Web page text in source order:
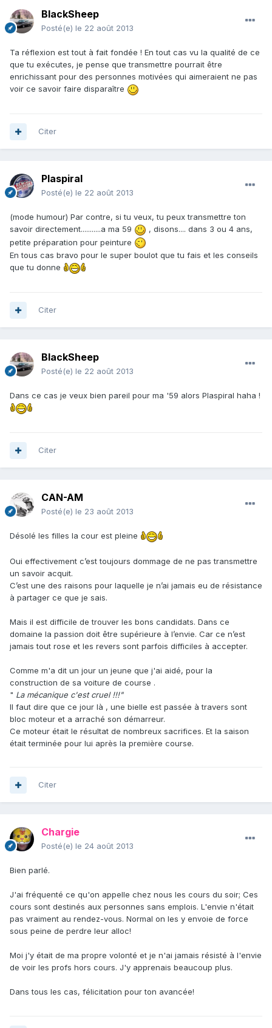
BlackSheep
Posté(e) le 22 août 2013
Ta réflexion est tout à fait fondée ! En tout cas vu la qualité de ce
que tu exécutes, je pense que transmettre pourrait être
enrichissant pour des personnes motivées qui aimeraient ne pas
voir ce savoir faire disparaître
Citer
Plaspiral
Posté(e) le 22 août 2013
(mode humour) Par contre, si tu veux, tu peux transmettre ton
savoir directement...........a ma 59
, disons.... dans 3 ou 4 ans,
petite préparation pour peinture
En tous cas bravo pour le super boulot que tu fais et les conseils
que tu donne
Citer
BlackSheep
Posté(e) le 22 août 2013
Dans ce cas je veux bien pareil pour ma '59 alors Plaspiral haha !
Citer
CAN-AM
Posté(e) le 23 août 2013
Désolé les filles la cour est pleine
Oui effectivement c’est toujours dommage de ne pas transmettre
un savoir acquit.
C’est une des raisons pour laquelle je n’ai jamais eu de résistance
à partager ce que je sais.
Mais il est difficile de trouver les bons candidats. Dans ce
domaine la passion doit être supérieure à l’envie. Car ce n’est
jamais tout rose et les revers sont parfois difficiles à accepter.
Comme m'a dit un jour un jeune que j'ai aidé, pour la
construction de sa voiture de course .
" La mécanique c'est cruel !!!"
Il faut dire que ce jour là , une bielle est passée à travers sont
bloc moteur et a arraché son démarreur.
Ce moteur était le résultat de nombreux sacrifices. Et la saison
était terminée pour lui après la première course.
Citer
Chargie
Posté(e) le 24 août 2013
Bien parlé.
J'ai fréquenté ce qu'on appelle chez nous les cours du soir; Ces
cours sont destinés aux personnes sans emplois. L'envie n'était
pas vraiment au rendez-vous. Normal on les y envoie de force
sous peine de perdre leur alloc!
Moi j'y était de ma propre volonté et je n'ai jamais résisté à l'envie
de voir les profs hors cours. J'y apprenais beaucoup plus.
Dans tous les cas, félicitation pour ton avancée!